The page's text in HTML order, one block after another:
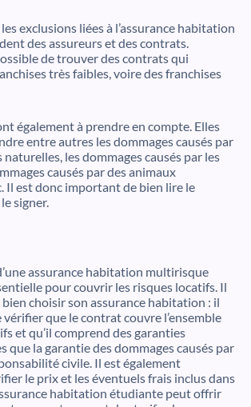
exclusions liées à l’assurance habitation
des assureurs et des contrats.
de trouver des contrats qui
très faibles, voire des franchises
également à prendre en compte. Elles
entre autres les dommages causés par
les dommages causés par les
causés par des animaux
Il est donc important de bien lire le
signer.
assurance habitation multirisque
pour couvrir les risques locatifs. Il
choisir son assurance habitation : il
vérifier que le contrat couvre l’ensemble
et qu’il comprend des garanties
que la garantie des dommages causés par
civile. Il est également
le prix et les éventuels frais inclus dans
habitation étudiante peut offrir